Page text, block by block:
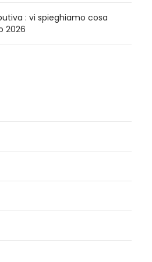
: vi spieghiamo cosa
2026